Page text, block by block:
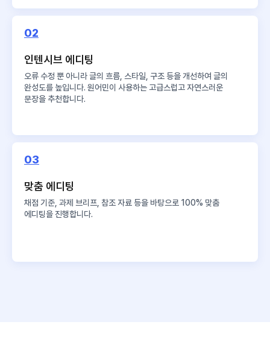
02
인텐시브 에디팅
오류 수정 뿐 아니라 글의 흐름, 스타일, 구조 등을 개선하여 글의
완성도를 높입니다. 원어민이 사용하는 고급스럽고 자연스러운
문장을 추천합니다.
03
맞춤 에디팅
채점 기준, 과제 브리프, 참조 자료 등을 바탕으로 100% 맞춤
에디팅을 진행합니다.